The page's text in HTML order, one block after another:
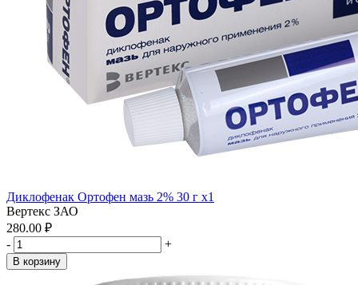
Диклофенак Ортофен мазь 2% 30 г x1
Вертекс ЗАО
280.00 ₽
-
+
В корзину